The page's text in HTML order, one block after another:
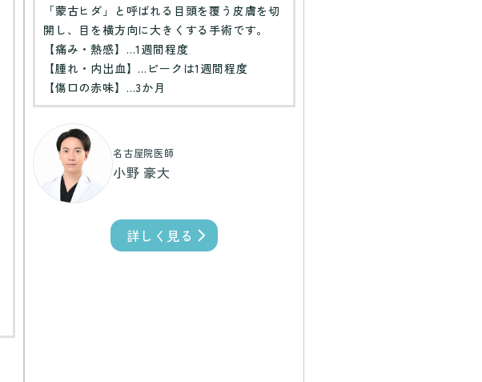
「蒙古ヒダ」と呼ばれる目頭を覆う皮膚を切
開し、目を横方向に大きくする手術です。
【痛み・熱感】…1週間程度
【腫れ・内出血】…ピークは1週間程度
【傷口の赤味】…3か月
名古屋院医師
小野 豪大
詳しく見る